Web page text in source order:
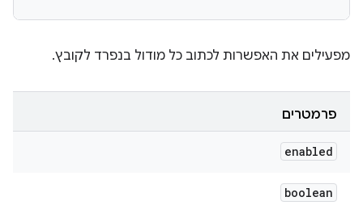
מפעילים את האפשרות לכתוב כל מודול בנפרד לקובץ.
פרמטרים
enabled
boolean